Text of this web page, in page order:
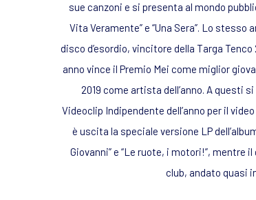
sue canzoni e si presenta al mondo
Vita Veramente” e “Una Sera”. Lo stesso
disco d’esordio, vincitore della Targa
anno vince il Premio Mei come miglior
2019 come artista dell’anno. A questi
Videoclip Indipendente dell’anno per il
è uscita la speciale versione LP
Giovanni” e “Le ruote, i motori!”, mentre
club, andato quasi